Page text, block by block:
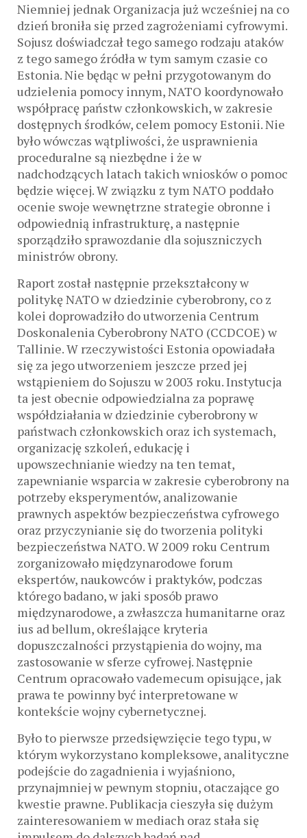
Niemniej jednak Organizacja już wcześniej na co
dzień broniła się przed zagrożeniami cyfrowymi.
Sojusz doświadczał tego samego rodzaju ataków
z tego samego źródła w tym samym czasie co
Estonia. Nie będąc w pełni przygotowanym do
udzielenia pomocy innym, NATO koordynowało
współpracę państw członkowskich, w zakresie
dostępnych środków, celem pomocy Estonii. Nie
było wówczas wątpliwości, że usprawnienia
proceduralne są niezbędne i że w
nadchodzących latach takich wniosków o pomoc
będzie więcej. W związku z tym NATO poddało
ocenie swoje wewnętrzne strategie obronne i
odpowiednią infrastrukturę, a następnie
sporządziło sprawozdanie dla sojuszniczych
ministrów obrony.
Raport został następnie przekształcony w
politykę NATO w dziedzinie cyberobrony, co z
kolei doprowadziło do utworzenia Centrum
Doskonalenia Cyberobrony NATO (CCDCOE) w
Tallinie. W rzeczywistości Estonia opowiadała
się za jego utworzeniem jeszcze przed jej
wstąpieniem do Sojuszu w 2003 roku. Instytucja
ta jest obecnie odpowiedzialna za poprawę
współdziałania w dziedzinie cyberobrony w
państwach członkowskich oraz ich systemach,
organizację szkoleń, edukację i
upowszechnianie wiedzy na ten temat,
zapewnianie wsparcia w zakresie cyberobrony na
potrzeby eksperymentów, analizowanie
prawnych aspektów bezpieczeństwa cyfrowego
oraz przyczynianie się do tworzenia polityki
bezpieczeństwa NATO. W 2009 roku Centrum
zorganizowało międzynarodowe forum
ekspertów, naukowców i praktyków, podczas
którego badano, w jaki sposób prawo
międzynarodowe, a zwłaszcza humanitarne oraz
ius ad bellum, określające kryteria
dopuszczalności przystąpienia do wojny, ma
zastosowanie w sferze cyfrowej. Następnie
Centrum opracowało vademecum opisujące, jak
prawa te powinny być interpretowane w
kontekście wojny cybernetycznej.
Było to pierwsze przedsięwzięcie tego typu, w
którym wykorzystano kompleksowe, analityczne
podejście do zagadnienia i wyjaśniono,
przynajmniej w pewnym stopniu, otaczające go
kwestie prawne. Publikacja cieszyła się dużym
zainteresowaniem w mediach oraz stała się